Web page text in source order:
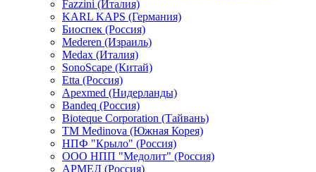
Fazzini (Италия)
KARL KAPS (Германия)
Биоспек (Россия)
Mederen (Израиль)
Medax (Италия)
SonoScape (Китай)
Etta (Россия)
Apexmed (Нидерланды)
Bandeq (Россия)
Bioteque Corporation (Тайвань)
TM Medinova (Южная Корея)
НПФ "Крыло" (Россия)
ООО НПП "Медолит" (Россия)
АРМЕД (Россия)